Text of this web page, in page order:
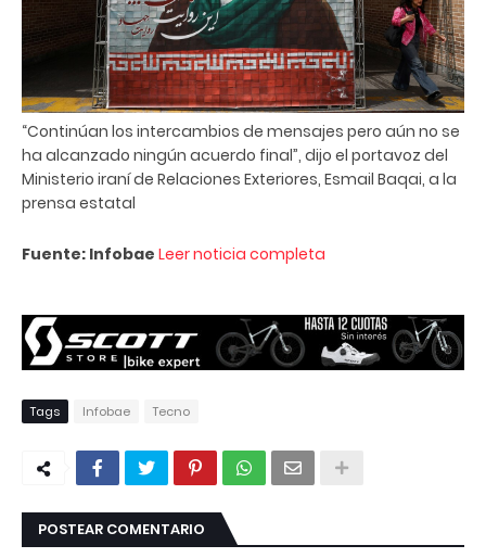
“Continúan los intercambios de mensajes pero aún no se
ha alcanzado ningún acuerdo final”, dijo el portavoz del
Ministerio iraní de Relaciones Exteriores, Esmail Baqai, a la
prensa estatal
Fuente: Infobae Leer noticia completa
Tags Infobae Tecno
POSTEAR COMENTARIO